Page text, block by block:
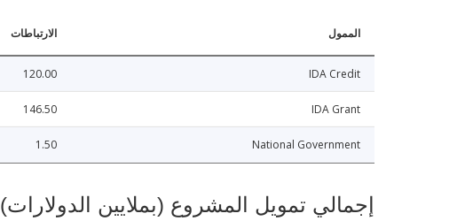
الممول الارتباطات
IDA Credit
120.00
IDA Grant
146.50
National Government
1.50
إجمالي تمويل المشروع (بملايين الدولارات)